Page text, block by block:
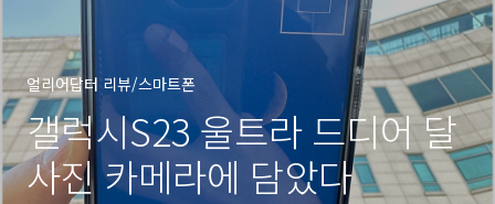
얼리어답터 리뷰/스마트폰
갤럭시S23 울트라 드디어 달
사진 카메라에 담았다